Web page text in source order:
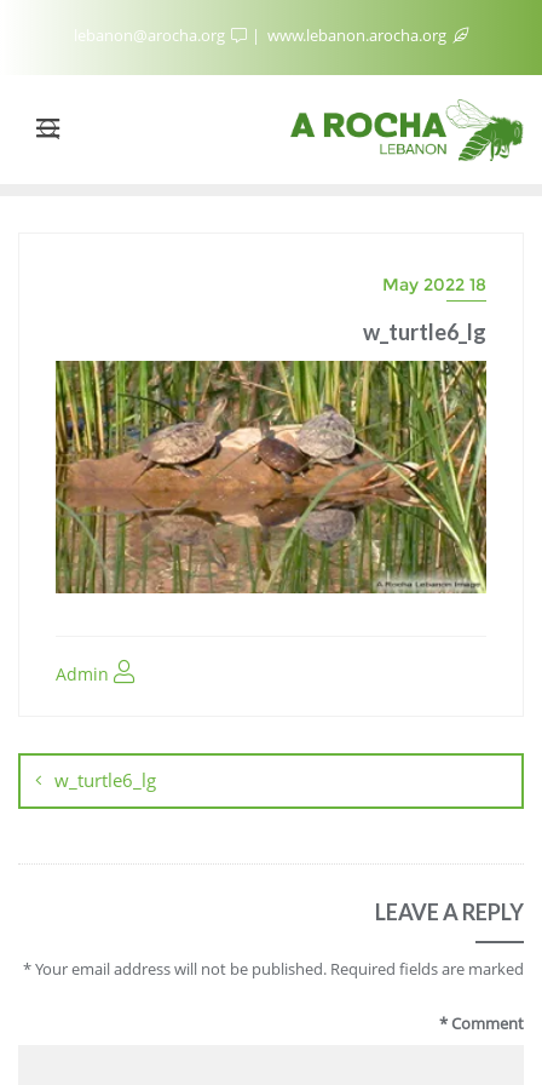
18 May 2022
w_turtle6_lg
w_turtle6_lg
LEAVE A REPLY
Your email address will not be published. Required fields are marked
*
Comment
*